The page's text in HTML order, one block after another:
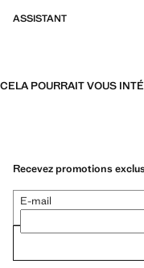
ASSISTANT
CELA POURRAIT VOUS
Recevez promotions
E-mail